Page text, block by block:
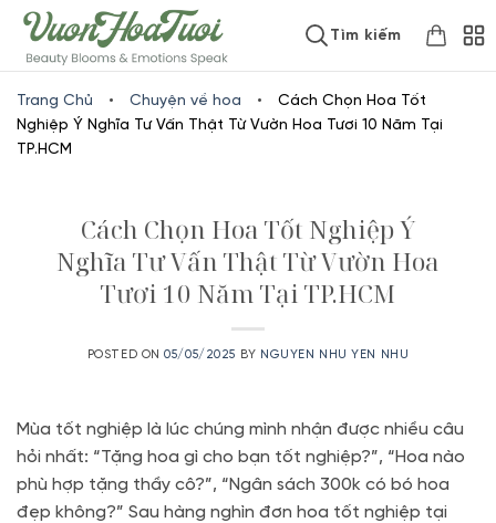
www.vuonhoatuoi.vnSkip
to
content
Tìm kiếm
Trang Chủ • Chuyện về hoa •
Cách Chọn Hoa Tốt
Nghiệp Ý Nghĩa Tư Vấn Thật Từ Vườn Hoa Tươi 10 Năm Tại
TP.HCM
Cách Chọn Hoa Tốt Nghiệp Ý
Nghĩa Tư Vấn Thật Từ Vườn Hoa
Tươi 10 Năm Tại TP.HCM
POSTED ON05/05/2025 BY NGUYEN NHU YEN NHU
Mùa tốt nghiệp là lúc chúng mình nhận được nhiều câu
hỏi nhất: “Tặng hoa gì cho bạn tốt nghiệp?”, “Hoa nào
phù hợp tặng thầy cô?”, “Ngân sách 300k có bó hoa
đẹp không?” Sau hàng nghìn đơn hoa tốt nghiệp tại